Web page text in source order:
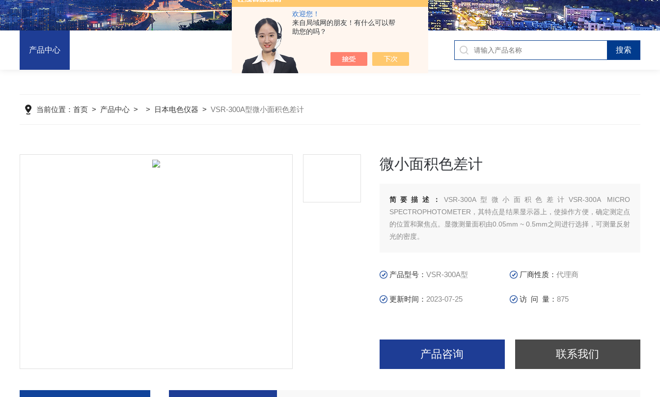
欢迎您！
来自局域网的朋友！有什么可以帮
助您的吗？
产品中心
当前位置：首页 > 产品中心 > > 日本电色仪器 >VSR-300A型微小面积色差计
微小面积色差计
简要描述：VSR-300A型微小面积色差计VSR-300A MICRO
SPECTROPHOTOMETER，其特点是结果显示器上，使操作方便，确定测定点
的位置和聚焦点。显微测量面积由0.05mm ~ 0.5mm之间进行选择，可测量反射
光的密度。
产品型号：VSR-300A型 厂商性质：代理商
更新时间： 2023-07-25 访 问 量：875
产品咨询 联系我们